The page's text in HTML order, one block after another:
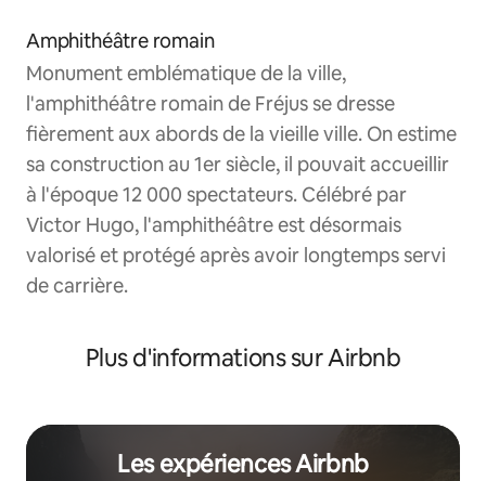
Amphithéâtre romain
Monument emblématique de la ville,
l'amphithéâtre romain de Fréjus se dresse
fièrement aux abords de la vieille ville. On estime
sa construction au 1er siècle, il pouvait accueillir
à l'époque 12 000 spectateurs. Célébré par
Victor Hugo, l'amphithéâtre est désormais
valorisé et protégé après avoir longtemps servi
de carrière.
Plus d'informations sur Airbnb
Les expériences Airbnb